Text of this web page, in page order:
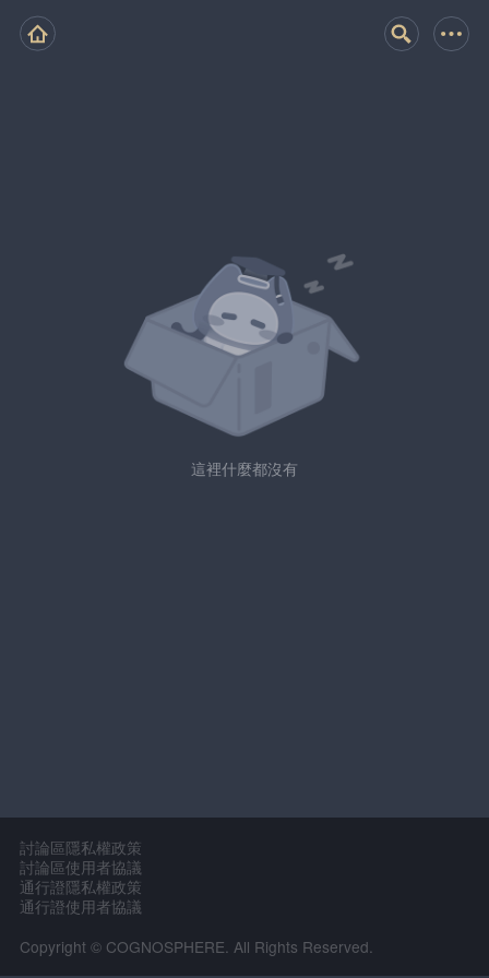
這裡什麼都沒有
討論區隱私權政策
討論區使用者協議
通行證隱私權政策
通行證使用者協議
Copyright © COGNOSPHERE. All Rights Reserved.